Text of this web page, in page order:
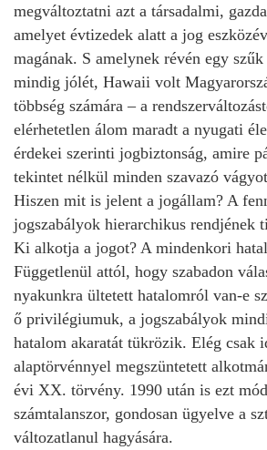
megváltoztatni azt a társadalmi,
amelyet évtizedek alatt a jog
magának. S amelynek révén egy szűk
mindig jólét, Hawaii volt
többség számára – a
elérhetetlen álom maradt a nyugati
érdekei szerinti jogbiztonság, amire
tekintet nélkül minden szavazó
Hiszen mit is jelent a jogállam? A
jogszabályok hierarchikus rendjének
Ki alkotja a jogot? A mindenkori
Függetlenül attól, hogy szabadon
nyakunkra ültetett hatalomról van-e
ő privilégiumuk, a jogszabályok
hatalom akaratát tükrözik. Elég csak
alaptörvénnyel megszüntetett
évi XX. törvény. 1990 után is ezt
számtalanszor, gondosan ügyelve a
változatlanul hagyására.